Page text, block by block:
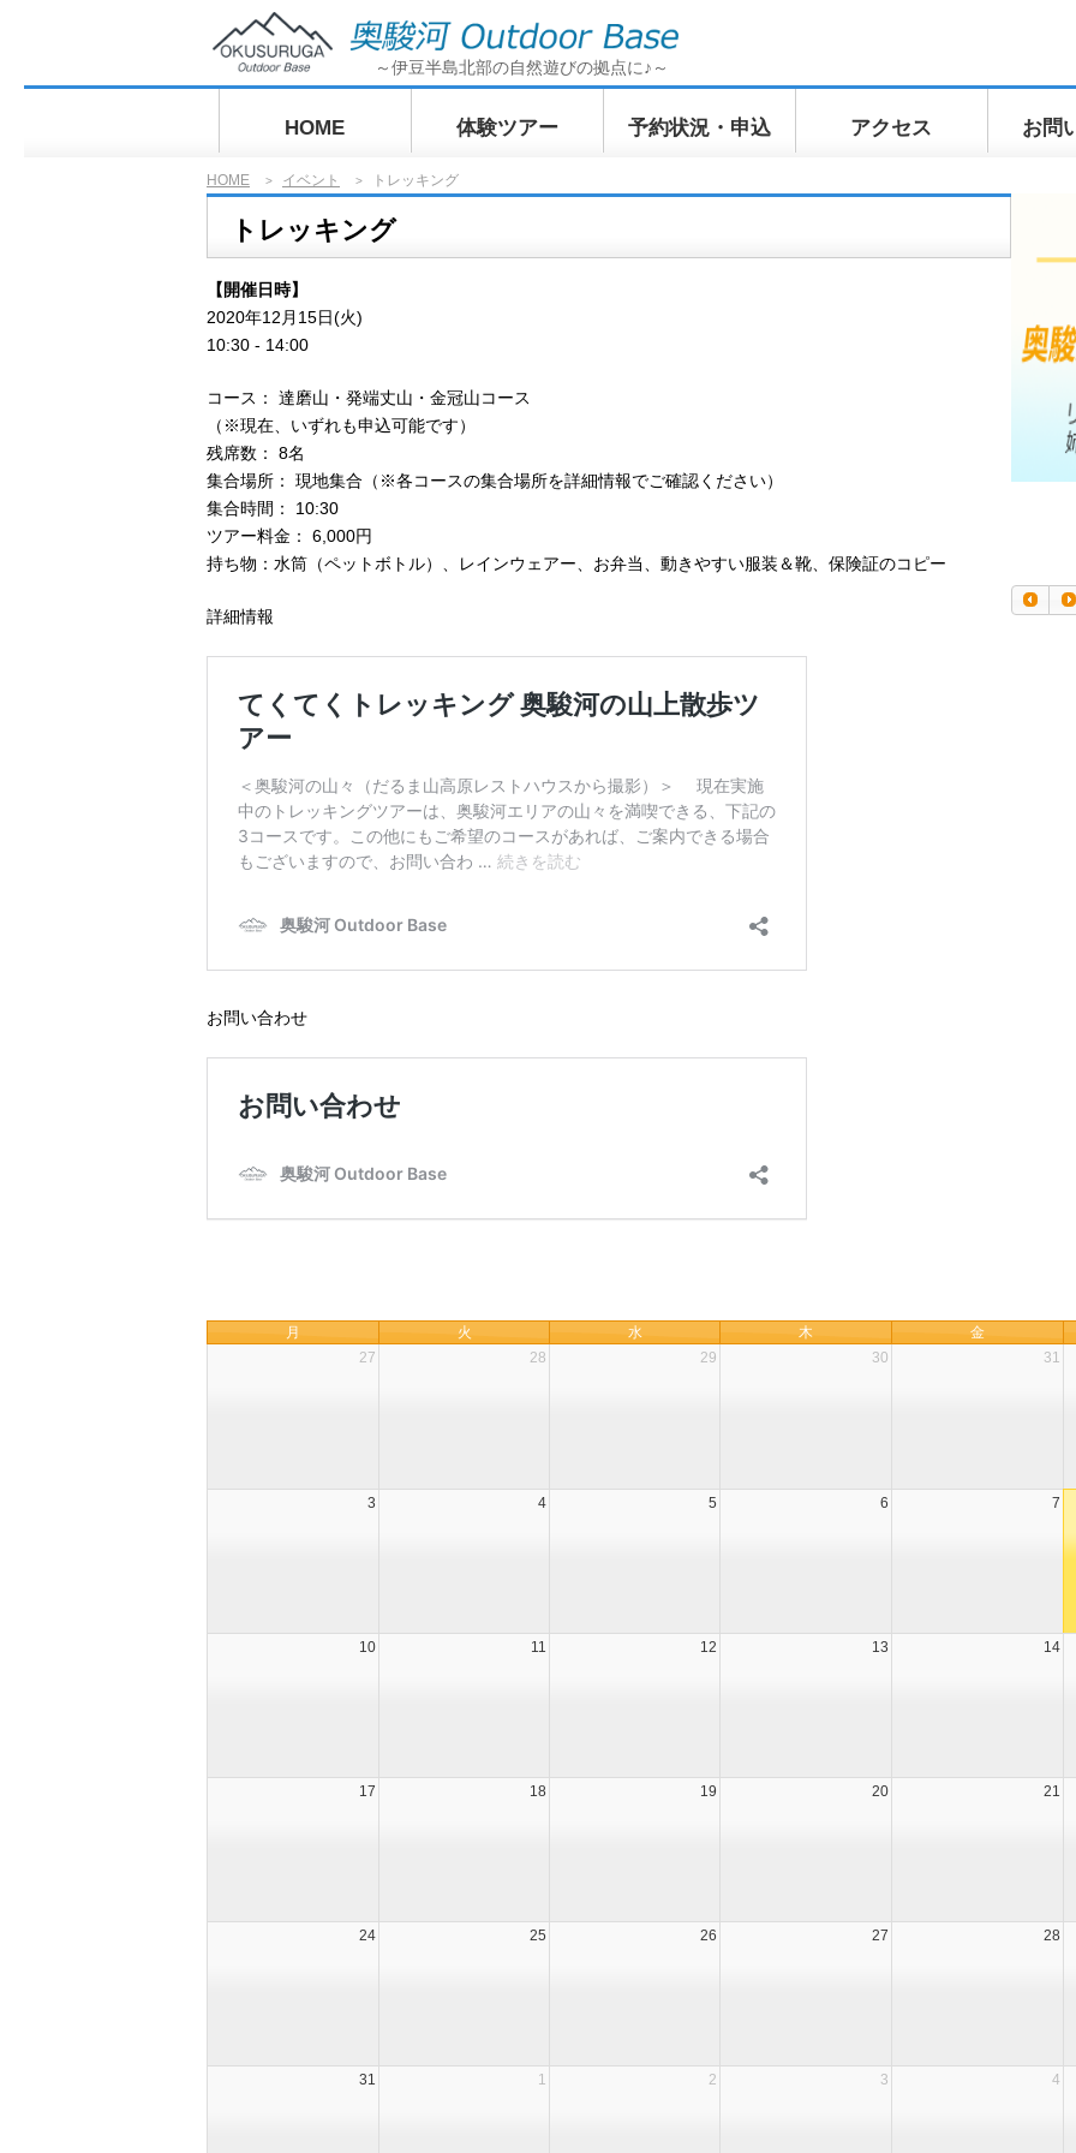
～伊豆半島北部の自然遊びの拠点に♪～
HOME 体験ツアー
ぷかぷ
予約状況・申込 アクセス お問
HOME > イベント > トレッキング
トレッキング
【開催日時】
2020年12月15日(火)
10:30 - 14:00
コース： 達磨山・発端丈山・金冠山コース
（※現在、いずれも申込可能です）
残席数： 8名
集合場所： 現地集合（※各コースの集合場所を詳細情報でご確認ください）
集合時間： 10:30
ツアー料金： 6,000円
持ち物：水筒（ペットボトル）、レインウェアー、お弁当、動きやすい服装＆靴、保険証のコピー
詳細情報
お問い合わせ
月 火 水 木 金
27
28 29 30 31
3 4 5 6 7
10 11 12 13 14
17 18 19 20 21
24 25 26 27 28
31 1 2 3 4